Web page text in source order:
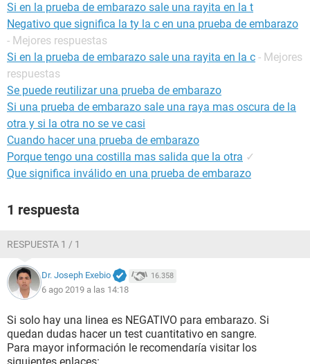
Si en la prueba de embarazo sale una rayita en la t
Negativo que significa la ty la c en una prueba de embarazo
- Mejores respuestas
Si en la prueba de embarazo sale una rayita en la c - Mejores
respuestas
Se puede reutilizar una prueba de embarazo
Si una prueba de embarazo sale una raya mas oscura de la
otra y si la otra no se ve casi
Cuando hacer una prueba de embarazo
Porque tengo una costilla mas salida que la otra ✓
Que significa inválido en una prueba de embarazo
1 respuesta
RESPUESTA 1 / 1
Dr. Joseph Exebio 16.358
6 ago 2019 a las 14:18
Si solo hay una linea es NEGATIVO para embarazo. Si
quedan dudas hacer un test cuantitativo en sangre.
Para mayor información le recomendaría visitar los